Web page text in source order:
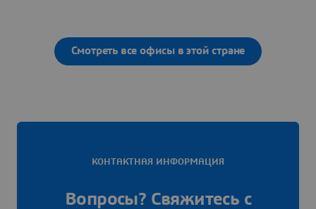
Смотреть все офисы в этой стране
КОНТАКТНАЯ ИНФОРМАЦИЯ
Вопросы? Свяжитесь с